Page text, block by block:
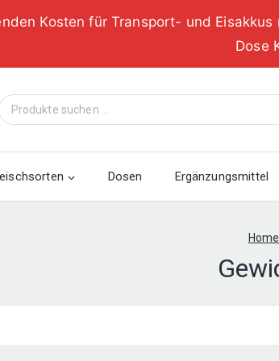
Kosten für Transport- und
Dose
Suche
nach:
Dosen Ergänzungsmittel
Home